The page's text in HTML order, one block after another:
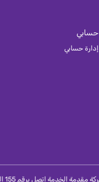
حسابي
إدارة حسابي